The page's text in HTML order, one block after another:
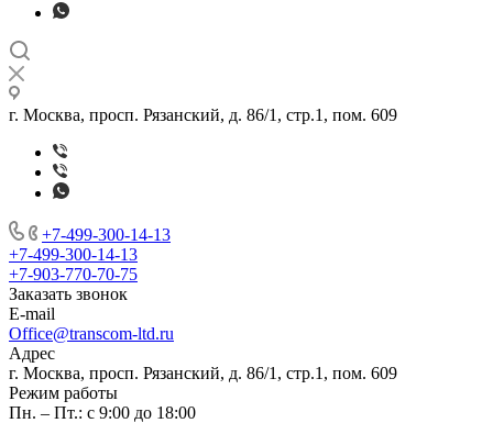
г. Москва, просп. Рязанский, д. 86/1, стр.1, пом. 609
+7-499-300-14-13
+7-499-300-14-13
+7-903-770-70-75
Заказать звонок
E-mail
Office@transcom-ltd.ru
Адрес
г. Москва, просп. Рязанский, д. 86/1, стр.1, пом. 609
Режим работы
Пн. – Пт.: с 9:00 до 18:00